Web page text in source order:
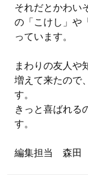
それだとかわい
の「こけし」や
っています。
まわりの友人や
増えて来たので
す。
きっと喜ばれる
す。
編集担当 森田